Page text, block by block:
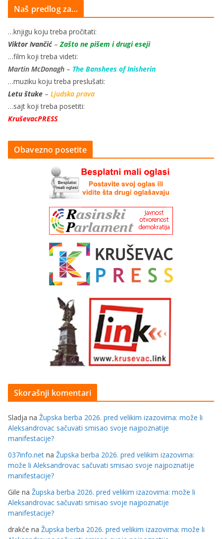
Naš predlog za…
…knjigu koju treba pročitati:
Viktor Ivančić–Zašto ne pišem i drugi eseji
…film koji treba videti:
Martin McDonagh – The Banshees of Inisherin
…muziku koju treba preslušati:
Letu štuke – Ljudska prava
…sajt koji treba posetiti:
KruševacPRESS
Obavezno posetite
Skorašnji komentari
Sladja na Župska berba 2026. pred velikim izazovima: može li
Aleksandrovac sačuvati smisao svoje najpoznatije
manifestacije?
037info.net na Župska berba 2026. pred velikim izazovima:
može li Aleksandrovac sačuvati smisao svoje najpoznatije
manifestacije?
Gile na Župska berba 2026. pred velikim izazovima: može li
Aleksandrovac sačuvati smisao svoje najpoznatije
manifestacije?
drakče na Župska berba 2026. pred velikim izazovima: može li